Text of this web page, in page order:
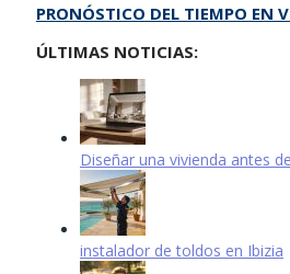
PRONÓSTICO DEL TIEMPO EN
ÚLTIMAS NOTICIAS:
Diseñar una vivienda antes
instalador de toldos en Ibizia